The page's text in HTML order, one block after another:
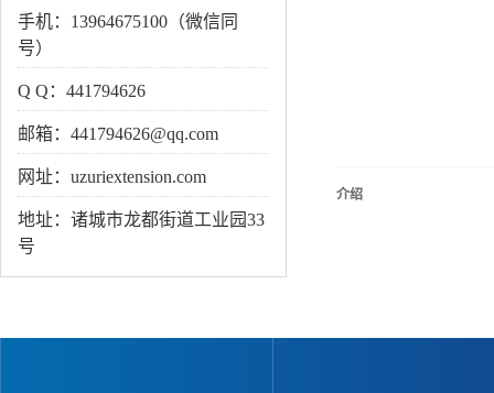
手机：13964675100（微信同
号）
Q Q：441794626
邮箱：441794626@qq.com
网址：uzuriextension.com
地址：诸城市龙都街道工业园33
号
介绍